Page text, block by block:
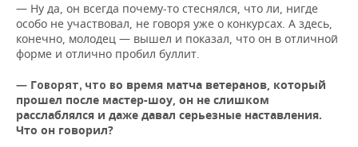
— Ну да, он всегда почему-то стеснялся, что ли, нигде
особо не участвовал, не говоря уже о конкурсах. А здесь,
конечно, молодец — вышел и показал, что он в отличной
форме и отлично пробил буллит.
— Говорят, что во время матча ветеранов, который
прошел после мастер-шоу, он не слишком
расслаблялся и даже давал серьезные наставления.
Что он говорил?